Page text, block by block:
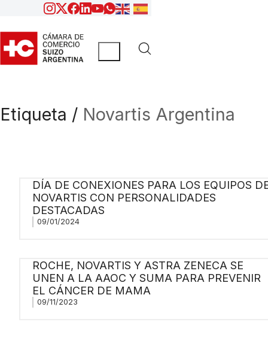
Etiqueta / Novartis Argentina
DÍA DE CONEXIONES PARA LOS EQUIPOS
NOVARTIS CON PERSONALIDADES
DESTACADAS
09/01/2024
ROCHE, NOVARTIS Y ASTRA ZENECA SE
UNEN A LA AAOC Y SUMA PARA PREVENIR
EL CÁNCER DE MAMA
09/11/2023